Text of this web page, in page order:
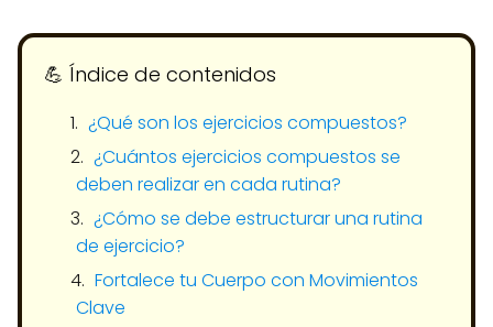
💪​ Índice de contenidos
¿Qué son los ejercicios compuestos?
¿Cuántos ejercicios compuestos se
deben realizar en cada rutina?
¿Cómo se debe estructurar una rutina
de ejercicio?
Fortalece tu Cuerpo con Movimientos
Clave